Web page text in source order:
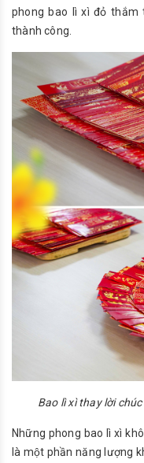
phong bao lì xì đỏ thắm
thành công.
Bao lì xì thay lời
Những phong bao lì xì
là một phần năng lượng